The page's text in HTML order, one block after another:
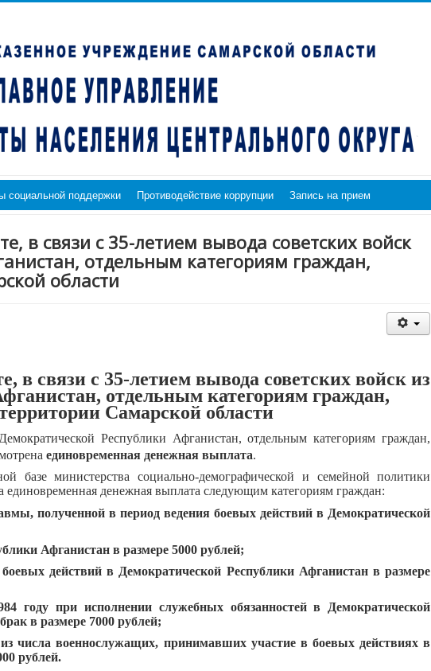
социальной поддержки Противодействие коррупции Запись на прием
в связи с 35-летием вывода советских войск
отдельным категориям граждан,
области
в связи с 35-летием вывода советских войск из
отдельным категориям граждан,
Самарской области
Республики Афганистан, отдельным категориям граждан,
единовременная денежная выплата.
министерства социально-демографической и семейной политики
единовременная денежная выплата следующим категориям граждан:
полученной в период ведения боевых действий в Демократической
Афганистан в размере 5000 рублей;
действий в Демократической Республики Афганистан в размере
году при исполнении служебных обязанностей в Демократической
в размере 7000 рублей;
числа военнослужащих, принимавших участие в боевых действиях в
рублей.